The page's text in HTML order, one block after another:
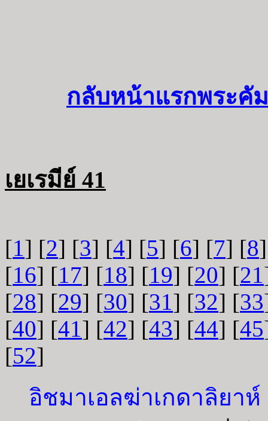
กลับหน้าแรกพระคั
เยเรมีย์ 41
[1] [2] [3] [4] [5] [6] [7] [8
[16] [17] [18] [19] [20] [21
[28] [29] [30] [31] [32] [33
[40] [41] [42] [43] [44] [45
[52]
อิชมาเอลฆ่าเกดาลิยาห์